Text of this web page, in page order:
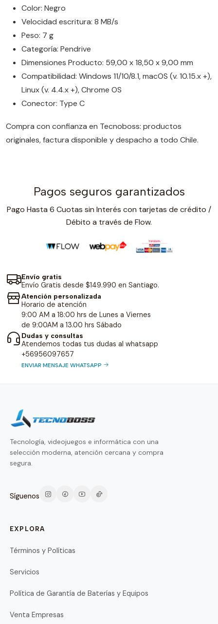
Color: Negro
Velocidad escritura: 8 MB/s
Peso: 7 g
Categoría: Pendrive
Dimensiones Producto: 59,00 x 18,50 x 9,00 mm
Compatibilidad: Windows 11/10/8.1, macOS (v. 10.15.x +),
Linux (v. 4.4.x +), Chrome OS
Conector: Type C
Compra con confianza en Tecnoboss: productos
originales, factura disponible y despacho a todo Chile.
Pagos seguros garantizados
Pago Hasta 6 Cuotas sin Interés con tarjetas de crédito /
Débito a través de Flow.
Envío gratis
Envío Gratis desde $149.990 en Santiago.
Atención personalizada
Horario de atención
9:00 AM a 18:00 hrs de Lunes a Viernes
de 9:00AM a 13.00 hrs Sábado
Dudas y consultas
Atendemos todas tus dudas al whatsapp
+56956097657
ENVIAR MENSAJE WHATSAPP
Tecnología, videojuegos e informática con una
selección moderna, atención cercana y compra
segura.
Síguenos
EXPLORA
Términos y Políticas
Servicios
Política de Garantía de Baterías y Equipos
Venta Empresas